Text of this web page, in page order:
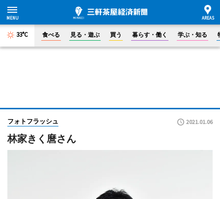
33°C 食べる 見る・遊ぶ 買う 暮らす・働く 学ぶ・知る
フォトフラッシュ 2021.01.06
林家きく麿さん